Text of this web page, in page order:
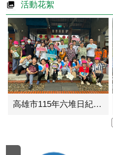
活動花絮
高雄市115年六堆日紀念活動